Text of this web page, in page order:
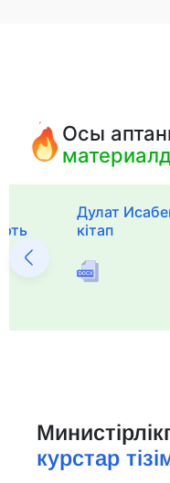
Осы
Дулат
кітап
курстар